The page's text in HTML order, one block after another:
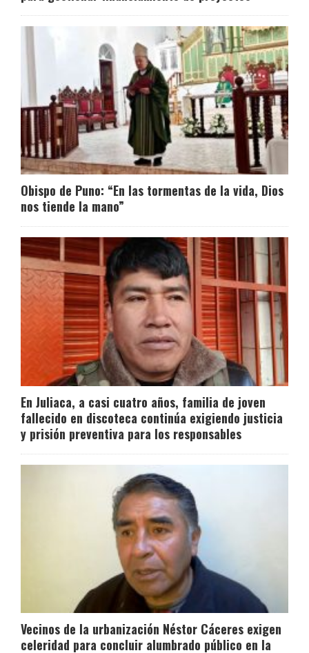
Obispo de Puno: “En las tormentas de la vida, Dios
nos tiende la mano”
En Juliaca, a casi cuatro años, familia de joven
fallecido en discoteca continúa exigiendo justicia
y prisión preventiva para los responsables
Vecinos de la urbanización Néstor Cáceres exigen
celeridad para concluir alumbrado público en la